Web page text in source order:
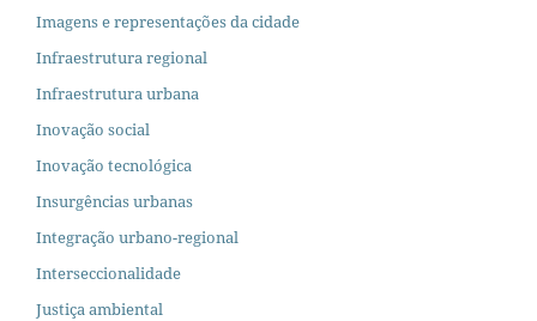
Imagens e representações da cidade
Infraestrutura regional
Infraestrutura urbana
Inovação social
Inovação tecnológica
Insurgências urbanas
Integração urbano-regional
Interseccionalidade
Justiça ambiental